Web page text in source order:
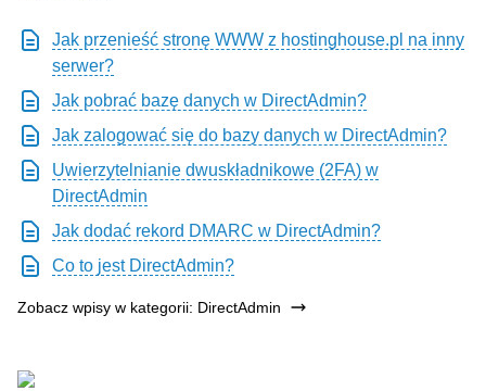
Jak przenieść stronę WWW z hostinghouse.pl na inny
serwer?
Jak pobrać bazę danych w DirectAdmin?
Jak zalogować się do bazy danych w DirectAdmin?
Uwierzytelnianie dwuskładnikowe (2FA) w
DirectAdmin
Jak dodać rekord DMARC w DirectAdmin?
Co to jest DirectAdmin?
Zobacz wpisy w kategorii: DirectAdmin